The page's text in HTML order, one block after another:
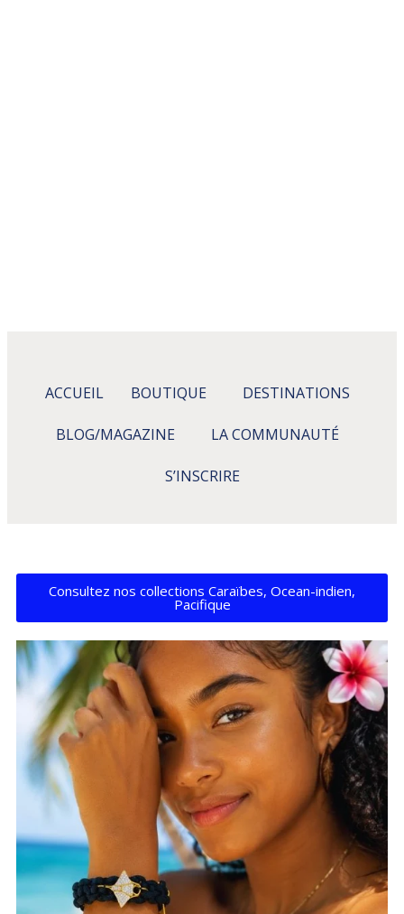
ACCUEIL BOUTIQUE DESTINATIONS
BLOG/MAGAZINE LA COMMUNAUTÉ
S’INSCRIRE
Consultez nos collections Caraïbes, Ocean-indien,
Pacifique